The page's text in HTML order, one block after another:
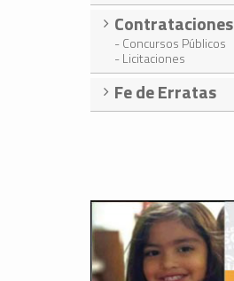
Contrataciones
- Concursos Públicos
- Licitaciones
Fe de Erratas